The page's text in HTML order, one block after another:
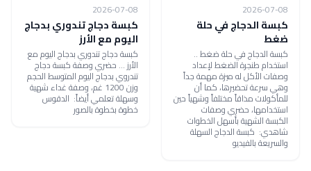
2026-07-08
كبسة الدجاج في حلة
ضغط
كبسة الدجاج في حلة ضغط ..
استخدام طنجرة الضغط لإعداد
وصفات الأكل له ميزة مهمة جداً
وهي سرعة تحضيرها، كما أن
للمأكولات مذاقاً مختلفاً وشهياً حين
استخدامها، حضري وصفات
الكبسة الشهية بأسهل الخطوات
شاهدي: كبسة الدجاج السهلة
والسريعة بالفيديو
2026-07-08
كبسة دجاج تندوري بدجاج
اليوم مع الأرز
كبسة دجاج تندوري بدجاج اليوم مع
الأرز ... حضري وصفة كبسة دجاج
تندروي بدجاج اليوم المتوسط الحجم
وزن 1200 غم، وصفة غداء شهية
وسهلة تعلمي أيضاً: الدقوس
خطوة بخطوة بالصور